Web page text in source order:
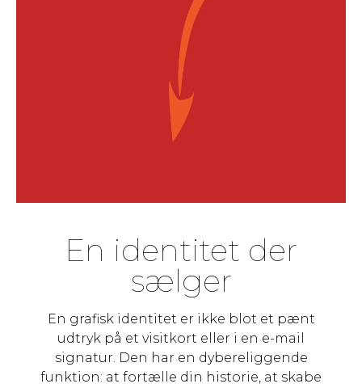
En identitet der
sælger
En grafisk identitet er ikke blot et pænt
udtryk på et visitkort eller i en e-mail
signatur. Den har en dybereliggende
funktion: at fortælle din historie, at skabe